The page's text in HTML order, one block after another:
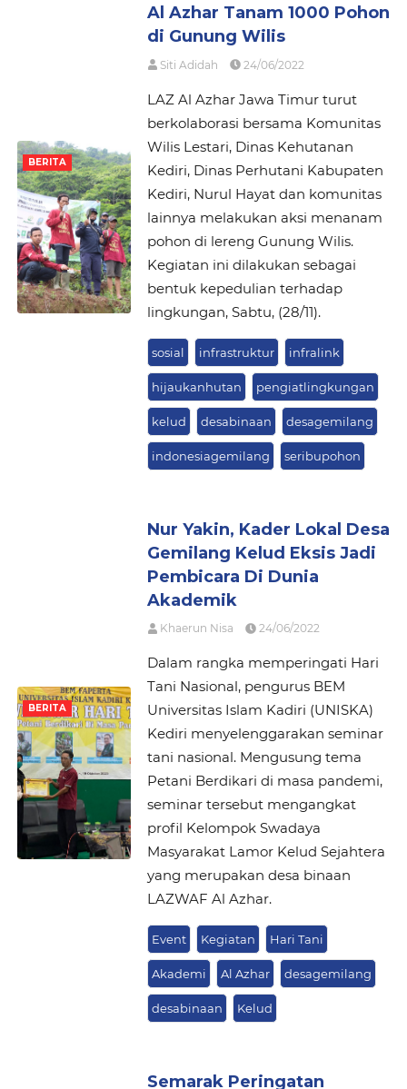
BERITA
Al Azhar Tanam 1000 Pohon
di Gunung Wilis
Siti Adidah 24/06/2022
LAZ Al Azhar Jawa Timur turut
berkolaborasi bersama Komunitas
Wilis Lestari, Dinas Kehutanan
Kediri, Dinas Perhutani Kabupaten
Kediri, Nurul Hayat dan komunitas
lainnya melakukan aksi menanam
pohon di lereng Gunung Wilis.
Kegiatan ini dilakukan sebagai
bentuk kepedulian terhadap
lingkungan, Sabtu, (28/11).
sosial infrastruktur infralink
hijaukanhutan pengiatlingkungan
kelud desabinaan desagemilang
indonesiagemilang seribupohon
BERITA
Nur Yakin, Kader Lokal Desa
Gemilang Kelud Eksis Jadi
Pembicara Di Dunia
Akademik
Khaerun Nisa 24/06/2022
Dalam rangka memperingati Hari
Tani Nasional, pengurus BEM
Universitas Islam Kadiri (UNISKA)
Kediri menyelenggarakan seminar
tani nasional. Mengusung tema
Petani Berdikari di masa pandemi,
seminar tersebut mengangkat
profil Kelompok Swadaya
Masyarakat Lamor Kelud Sejahtera
yang merupakan desa binaan
LAZWAF Al Azhar.
Event Kegiatan Hari Tani
Akademi Al Azhar desagemilang
desabinaan Kelud
Semarak Peringatan